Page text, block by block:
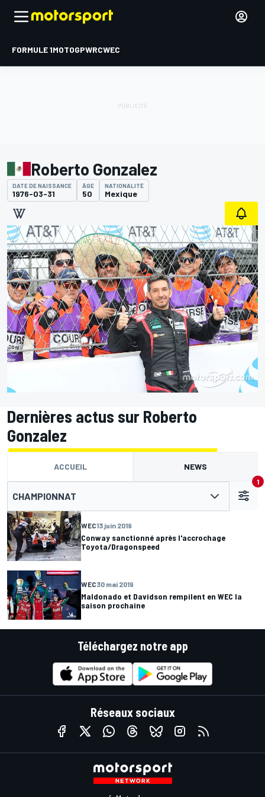
FORMULE 1MOTOGPWRCWEC
Roberto Gonzalez
DATE DE NAISSANCE
1976-03-31
ÂGE
50
NATIONALITÉ
Mexique
Dernières actus sur Roberto
Gonzalez
ACCUEIL NEWS
CHAMPIONNAT
1
WEC13 juin 2019
Conway sanctionné après l'accrochage
Toyota/Dragonspeed
WEC30 mai 2019
Maldonado et Davidson rempilent en WEC la
saison prochaine
Téléchargez notre app
Réseaux sociaux